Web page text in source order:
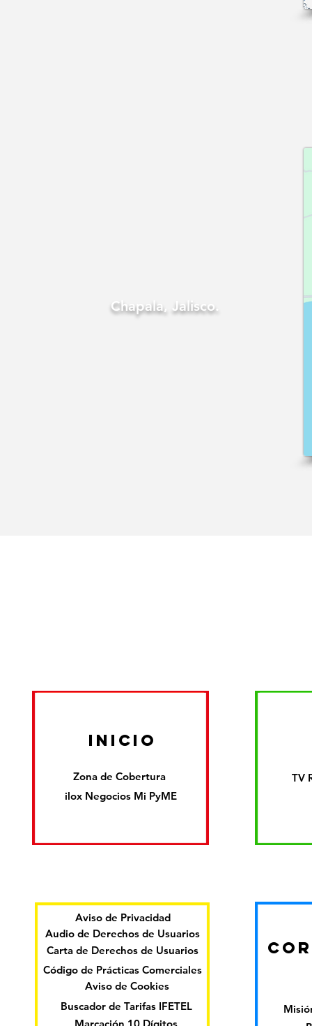
Chapala, Jalisco.
Zona de Cobertura
ilox Negocios Mi PyME
inicio
TV
Audio de Derechos de Usuarios
Aviso de Privacidad
Código de Prácticas Comerciales
Aviso de Cookies
Buscador de Tarifas IFETEL
Carta de Derechos de Usuarios